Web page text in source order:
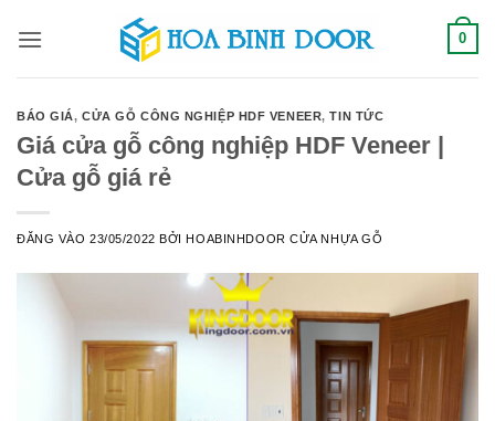
qua
0
BÁO GIÁ,CỬA GỖ CÔNG NGHIỆP HDF VENEER,TIN TỨC
Giá cửa gỗ công nghiệp HDF Veneer |
Cửa gỗ giá rẻ
ĐĂNG VÀO23/05/2022 BỞIHOABINHDOOR CỬA NHỰA GỖ